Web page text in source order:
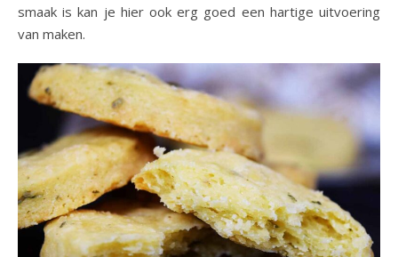
smaak is kan je hier ook erg goed een hartige uitvoering
van maken.